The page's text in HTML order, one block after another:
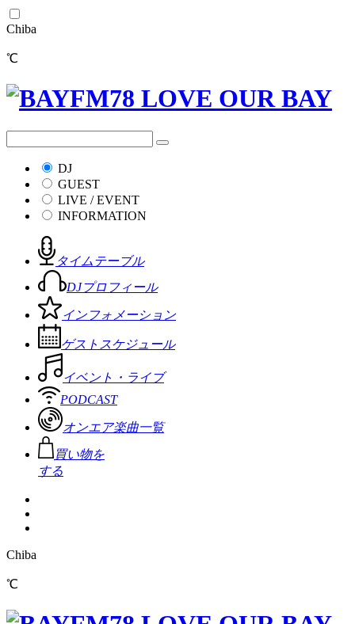
Chiba
℃
DJ
GUEST
LIVE / EVENT
INFORMATION
タイムテーブル
DJプロフィール
インフォメーション
ゲストスケジュール
イベント・ライブ
PODCAST
オンエア楽曲一覧
買い物を
する
Chiba
℃